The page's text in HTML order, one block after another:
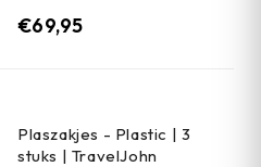
€69,95
Plaszakjes - Plastic | 3
stuks | TravelJohn